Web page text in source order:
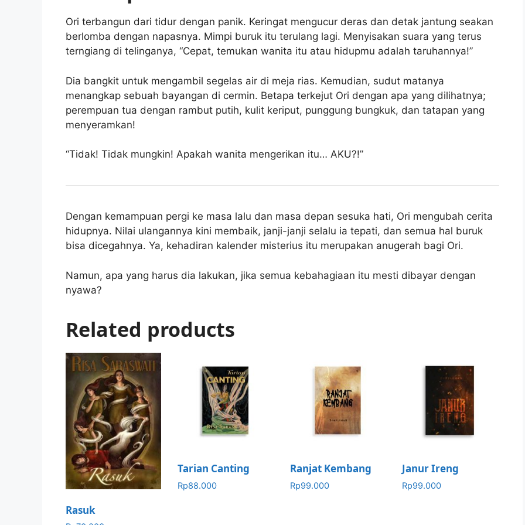
Ori terbangun dari tidur dengan panik. Keringat mengucur deras dan detak jantung seakan
berlomba dengan napasnya. Mimpi buruk itu terulang lagi. Menyisakan suara yang terus
terngiang di telinganya, “Cepat, temukan wanita itu atau hidupmu adalah taruhannya!”
Dia bangkit untuk mengambil segelas air di meja rias. Kemudian, sudut matanya
menangkap sebuah bayangan di cermin. Betapa terkejut Ori dengan apa yang dilihatnya;
perempuan tua dengan rambut putih, kulit keriput, punggung bungkuk, dan tatapan yang
menyeramkan!
“Tidak! Tidak mungkin! Apakah wanita mengerikan itu… AKU?!”
Dengan kemampuan pergi ke masa lalu dan masa depan sesuka hati, Ori mengubah cerita
hidupnya. Nilai ulangannya kini membaik, janji-janji selalu ia tepati, dan semua hal buruk
bisa dicegahnya. Ya, kehadiran kalender misterius itu merupakan anugerah bagi Ori.
Namun, apa yang harus dia lakukan, jika semua kebahagiaan itu mesti dibayar dengan
nyawa?
Related products
Rasuk
Tarian Canting
Rp88.000
Ranjat Kembang
Rp99.000
Janur Ireng
Rp99.000